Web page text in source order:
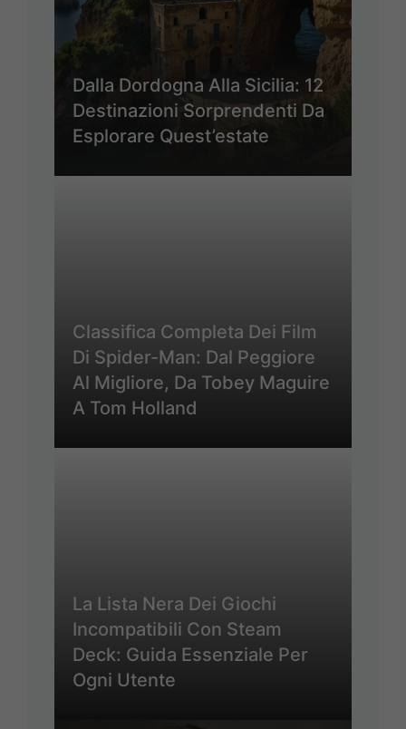
Dalla Dordogna Alla Sicilia: 12
Destinazioni Sorprendenti Da
Esplorare Quest’estate
Classifica Completa Dei Film
Di Spider-Man: Dal Peggiore
Al Migliore, Da Tobey Maguire
A Tom Holland
La Lista Nera Dei Giochi
Incompatibili Con Steam
Deck: Guida Essenziale Per
Ogni Utente